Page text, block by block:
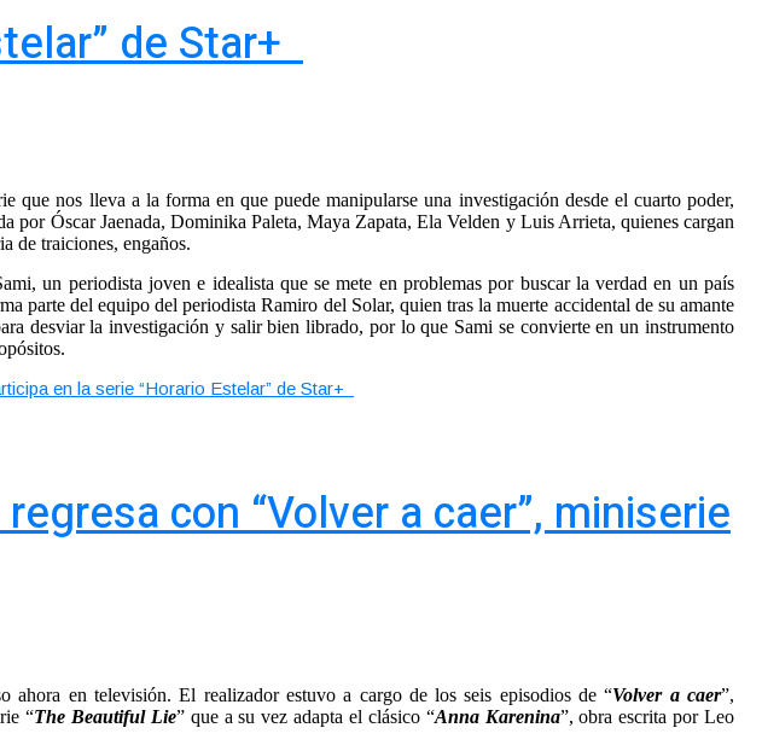
de Star+
que nos lleva a la forma en que puede manipularse una investigación desde el cuarto poder,
por Óscar Jaenada, Dominika Paleta, Maya Zapata, Ela Velden y Luis Arrieta, quienes cargan
de traiciones, engaños.
un periodista joven e idealista que se mete en problemas por buscar la verdad en un país
parte del equipo del periodista Ramiro del Solar, quien tras la muerte accidental de su amante
desviar la investigación y salir bien librado, por lo que Sami se convierte en un instrumento
en la serie “Horario Estelar” de Star+
con “Volver a caer”, miniserie
ahora en televisión. El realizador estuvo a cargo de los seis episodios de “Volver a caer”,
“The Beautiful Lie” que a su vez adapta el clásico “Anna Karenina”, obra escrita por Leo